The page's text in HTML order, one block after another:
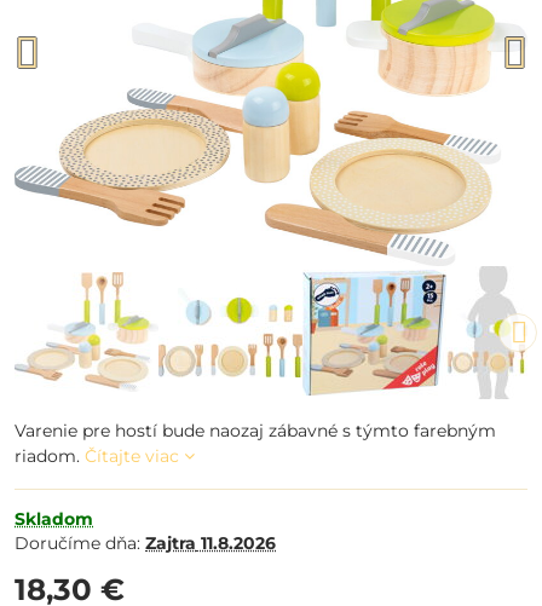
Varenie pre hostí bude naozaj zábavné s týmto farebným
riadom. Čítajte viac
Skladom
Doručíme dňa: Zajtra 11.8.2026
18,30 €